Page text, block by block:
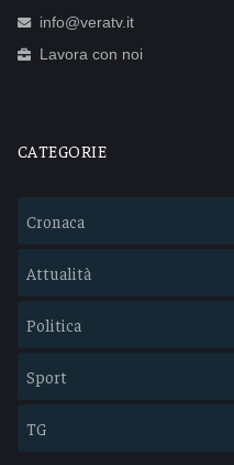
info@veratv.it
Lavora con noi
CATEGORIE
Cronaca
Attualità
Politica
Sport
TG